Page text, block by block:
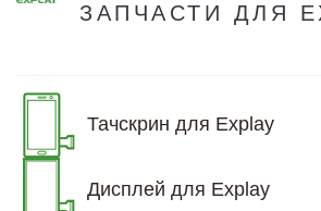
ЗАПЧАСТИ ДЛЯ
Тачскрин для Explay
Дисплей для Explay